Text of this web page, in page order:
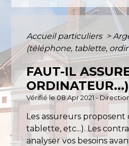
Accueil particuliers >
(téléphone, tablette,
FAUT-IL
Vérifié le 08 Apr 2021 -
Les assureurs
tablette, etc...). Les
analyser vos besoins